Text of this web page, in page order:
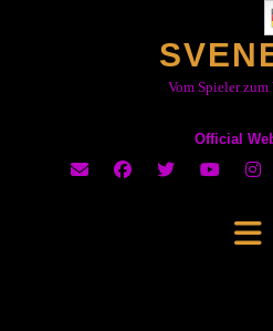
Vom Spieler zum
Official